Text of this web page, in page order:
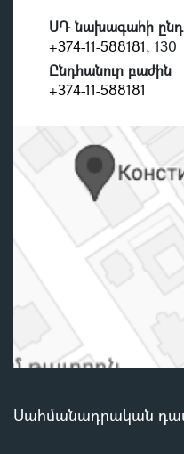
ՍԴ նախագահի
+374-11-588181, 130
Ընդհանուր բաժին
+374-11-588181
Սահմանադրական